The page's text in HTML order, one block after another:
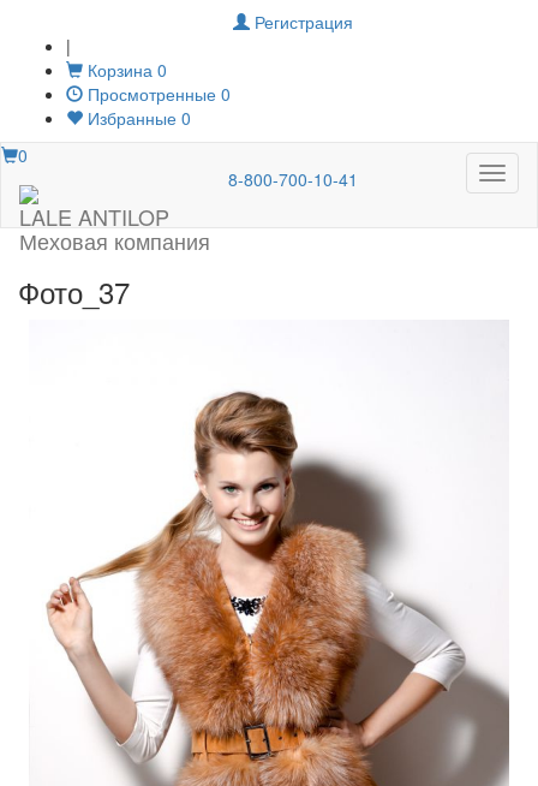
Регистрация
|
Корзина 0
Просмотренные 0
Избранные 0
Меню
0
LALE ANTILOP
Меховая компания
8-800-700-10-41
Фото_37